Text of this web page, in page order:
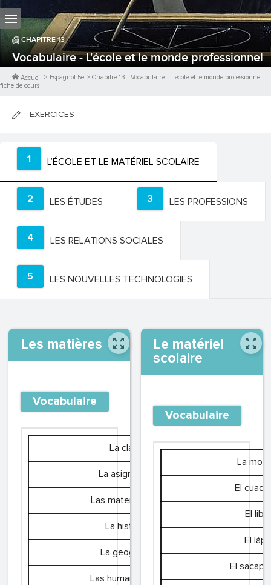
CHAPITRE13
Vocabulaire - L'école et le monde professionnel
Accueil > Espagnol 5e > Chapitre 13 - Vocabulaire - L'école et le monde professionnel -
fiche de cours
EXERCICES
FICHES DE COURS
0PTS
1 L’ÉCOLE ET LE MATÉRIEL SCOLAIRE
2 LES ÉTUDES 3 LES PROFESSIONS
4 LES RELATIONS SOCIALES
5 LES NOUVELLES TECHNOLOGIES
Les matières
Vocabulaire
La clase
La asignatura
Las matemáticas
La historia
La geografía
Las humanidades
Le matériel
scolaire
Vocabulaire
La
El
El
El
El